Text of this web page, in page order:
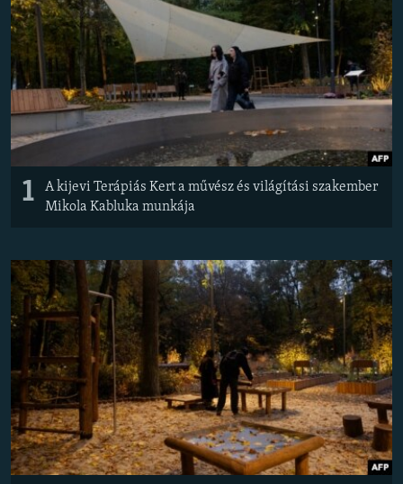
A MÚLT TANULSÁGAI
KÖVESSEN MINKET!
Valamennyi RFE/RL weboldal
1
A kijevi Terápiás Kert a művész és világítási szakember
Mikola Kabluka munkája